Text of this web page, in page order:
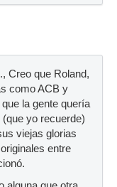
Creo que Roland,
como ACB y
la gente quería
yo recuerde)
viejas glorias
entre